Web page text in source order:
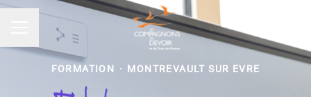
MENU CARRIÈRE
FORMATION · MONTREVAULT SUR EVRE